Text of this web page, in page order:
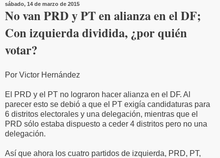
sábado, 14 de marzo de 2015
No van PRD y PT en alianza en el DF;
Con izquierda dividida, ¿por quién
votar?
Por Victor Hernández
El PRD y el PT no lograron hacer alianza en el DF. Al
parecer esto se debió a que el PT exigía candidaturas para
6 distritos electorales y una delegación, mientras que el
PRD sólo estaba dispuesto a ceder 4 distritos pero no una
delegación.
Así que ahora los cuatro partidos de izquierda, PRD, PT,